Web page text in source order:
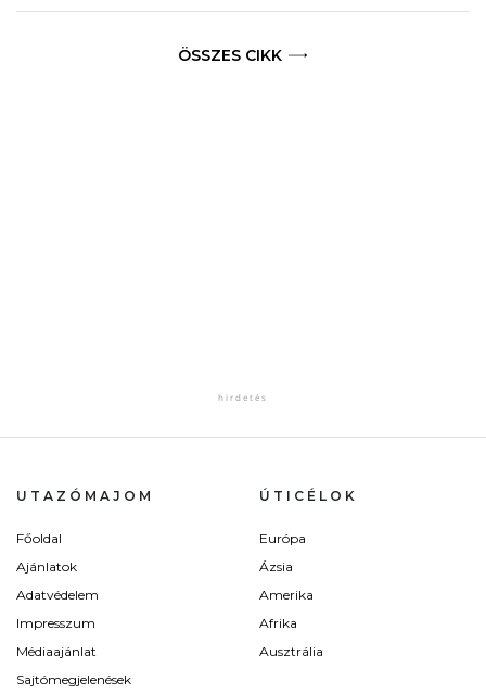
ÖSSZES CIKK
UTAZÓMAJOM
Főoldal
Ajánlatok
Adatvédelem
Impresszum
Médiaajánlat
Sajtómegjelenések
ÚTICÉLOK
Európa
Ázsia
Amerika
Afrika
Ausztrália